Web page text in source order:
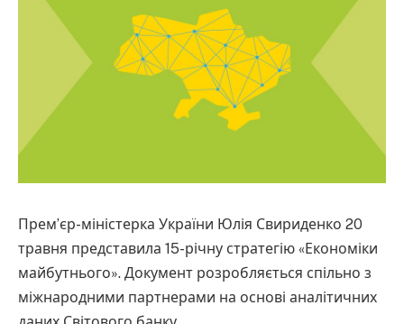
Прем’єр-міністерка України Юлія Свириденко 20
травня представила 15-річну стратегію «Економіки
майбутнього». Документ розробляється спільно з
міжнародними партнерами на основі аналітичних